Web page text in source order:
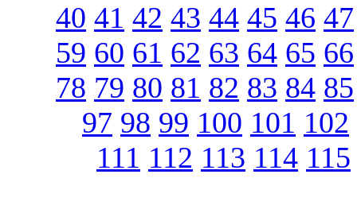
40 41 42 43 44 45 46 47
59 60 61 62 63 64 65 66
78 79 80 81 82 83 84 85
97 98 99 100 101 102
111 112 113 114 115